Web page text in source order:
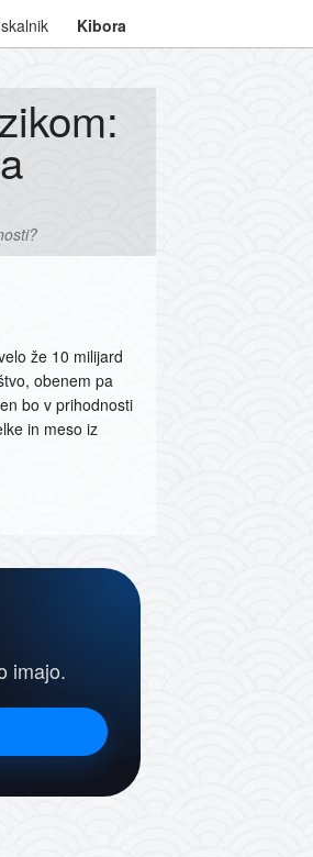
Kibora
že 10 milijard
obenem pa
bo v prihodnosti
in meso iz
imajo.